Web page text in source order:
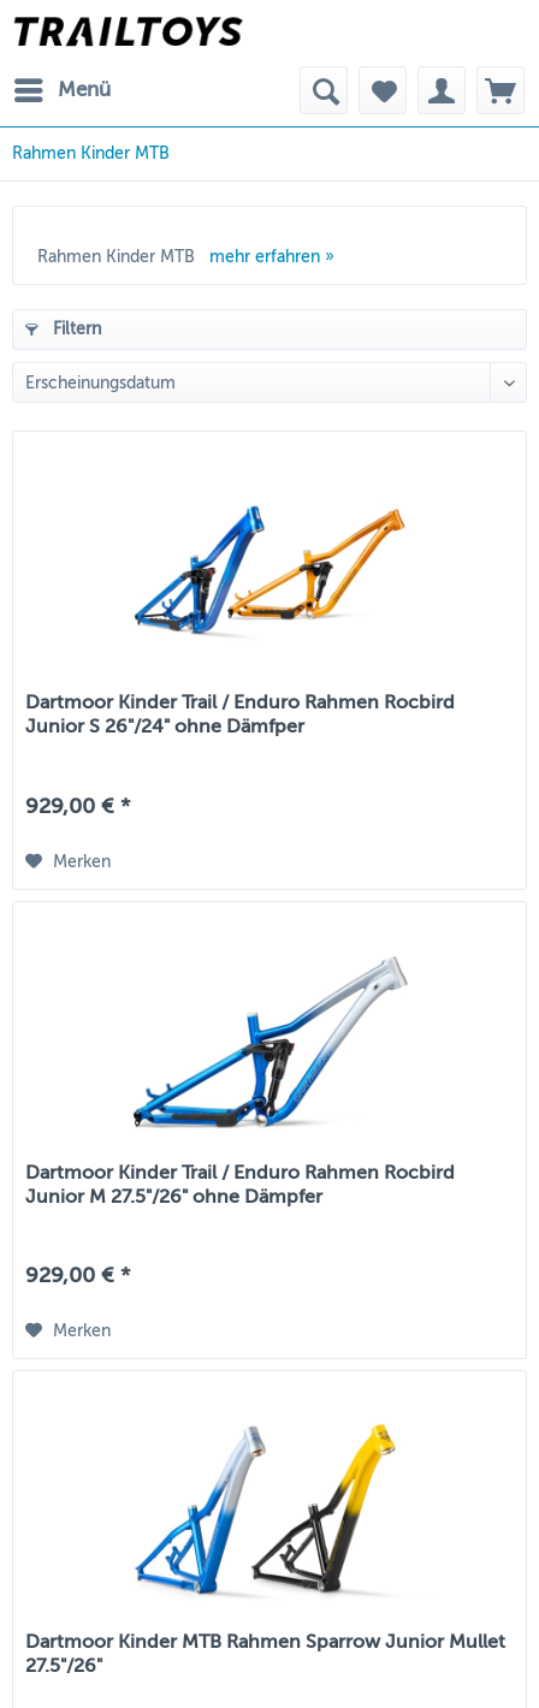
Menü
Rahmen Kinder MTB
Rahmen Kinder MTB mehr erfahren »
Filtern
Dartmoor Kinder Trail / Enduro Rahmen Rocbird
Junior S 26"/24" ohne Dämfper
929,00 € *
Merken
Dartmoor Kinder Trail / Enduro Rahmen Rocbird
Junior M 27.5"/26" ohne Dämpfer
929,00 € *
Merken
Dartmoor Kinder MTB Rahmen Sparrow Junior Mullet
27.5"/26"